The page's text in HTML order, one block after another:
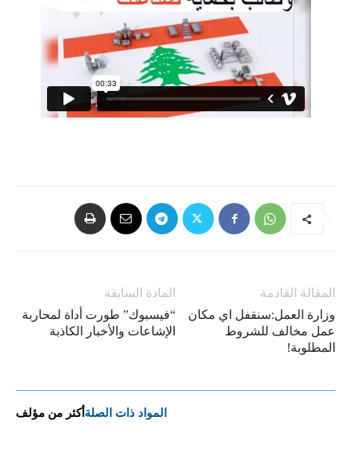
المادة السابقة
“فيسبوك” طورت أداة لمحاربة
الإشاعات والأخبار الكاذبة
المقالة القادمة
وزارة العمل:سنقفل اي مكان
عمل مخالف للشروط
المطلوبة!
المواد ذات الصلة أكثر من مؤلف